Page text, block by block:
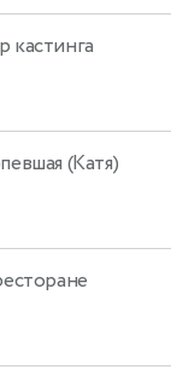
кастинга
(Катя)